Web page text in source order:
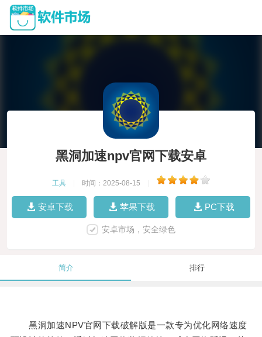
黑洞加速npv官网下载安卓
工具 时间：2025-08-15
安卓下载 苹果下载 PC下载
安卓市场，安全绿色
简介 排行
黑洞加速NPV官网下载破解版是一款专为优化网络速度